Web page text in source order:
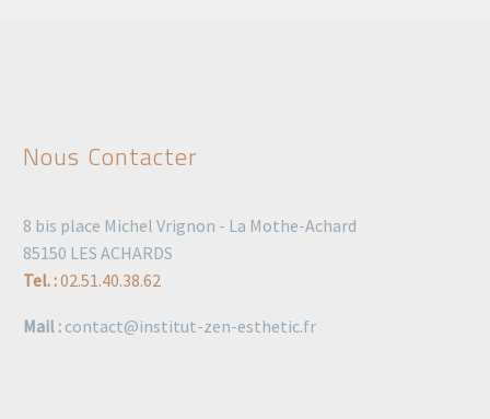
Nous Contacter
8 bis place Michel Vrignon - La Mothe-Achard
85150 LES ACHARDS
Tel. :02.51.40.38.62
Mail : contact@institut-zen-esthetic.fr